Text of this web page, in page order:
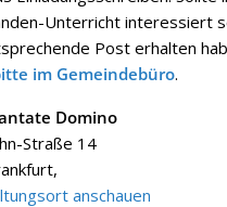
Unterricht interessiert
Post erhalten
im Gemeindebüro.
Domino
Straße 14
,
anschauen